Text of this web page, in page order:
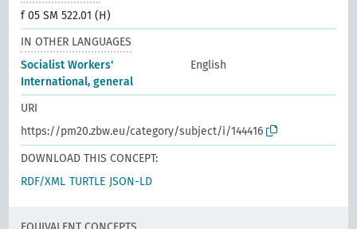
f 05 SM 522.01 (H)
IN OTHER LANGUAGES
Socialist Workers'
International, general
English
URI
https://pm20.zbw.eu/category/subject/i/144416
DOWNLOAD THIS CONCEPT:
RDF/XML TURTLE JSON-LD